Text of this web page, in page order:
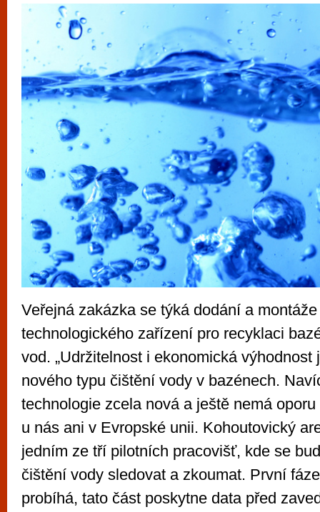
Veřejná zakázka se týká dodání a
technologického zařízení pro recyklaci
vod. „Udržitelnost i ekonomická výhodnost
nového typu čištění vody v bazénech.
technologie zcela nová a ještě nemá
u nás ani v Evropské unii. Kohoutovický
jedním ze tří pilotních pracovišť, kde se
čištění vody sledovat a zkoumat. První
probíhá, tato část poskytne data před